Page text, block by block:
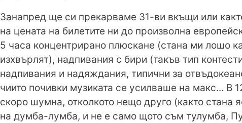
Занапред ще си прекарваме 31-ви вкъщи или
на цената на билетите ни до произволна
5 часа концентрирано плюскане (стана ми лошо
изхвърлят), надпивания с бири (такъв тип
надпивания и надяждания, типични за
чиито почивки музиката се усилваше на макс... В
скоро шумна, отколкото нещо друго (както
на думба-лумба, и не е само щото съм тулумба,